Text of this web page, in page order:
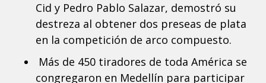
Cid y Pedro Pablo Salazar, demostró su
destreza al obtener dos preseas de plata
en la competición de arco compuesto.
Más de 450 tiradores de toda América se
congregaron en Medellín para participar